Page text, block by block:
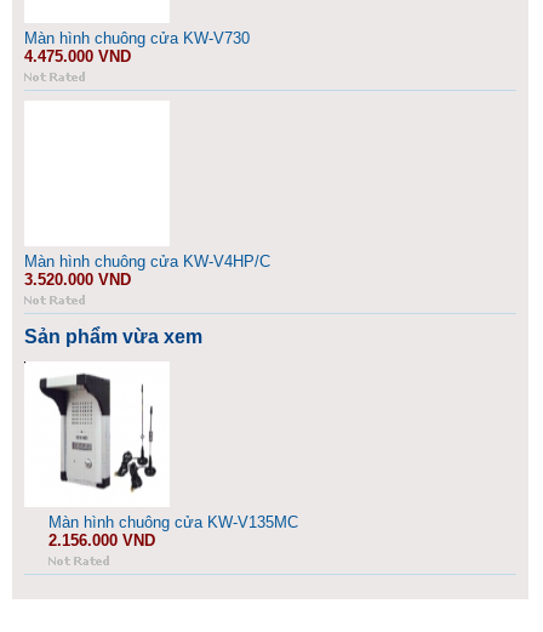
Màn hình chuông cửa KW-V730
4.475.000 VND
Màn hình chuông cửa KW-V4HP/C
3.520.000 VND
Sản phẩm vừa xem
Màn hình chuông cửa KW-V135MC
2.156.000 VND